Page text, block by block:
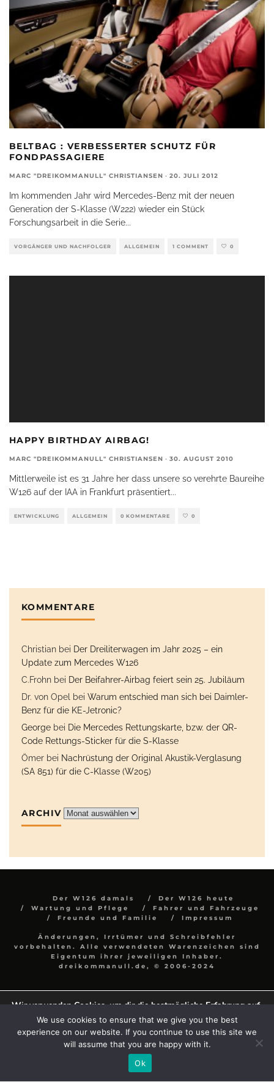
BELTBAG : VERBESSERTER SCHUTZ FÜR
FONDPASSAGIERE
MARC "DREIKOMMANULL" CHRISTIANSEN · 20. JULI 2012
Im kommenden Jahr wird Mercedes-Benz mit der neuen
Generation der S-Klasse (W222) wieder ein Stück
Forschungsarbeit in die Serie...
VORGÄNGER UND NACHFOLGER ALLGEMEIN 1 COMMENT 0
HAPPY BIRTHDAY AIRBAG!
MARC "DREIKOMMANULL" CHRISTIANSEN · 30. AUGUST 2010
Mittlerweile ist es 31 Jahre her dass unsere so verehrte Baureihe
W126 auf der IAA in Frankfurt präsentiert...
ENTWICKLUNG ALLGEMEIN 0 KOMMENTARE 0
KOMMENTARE
Christian bei Der Dreiliterwagen im Jahr 2025 – ein
Update zum Mercedes W126
C.Frohn bei Der Beifahrer-Airbag feiert sein 25. Jubiläum
Dr. von Opel
bei Warum entschied man sich bei Daimler-
Benz für die KE-Jetronic?
George bei Die Mercedes Rettungskarte, bzw. der QR-
Code Rettungs-Sticker für die S-Klasse
Ömer bei Nachrüstung der Original Akustik-Verglasung
(SA 851) für die C-Klasse (W205)
ARCHIV Archiv
Der W126 damals
Der W126 heute
Wartung und Pflege
Fahrer und Fahrzeuge
Freunde und Familie
Impressum
Änderungen, Irrtümer und Schreibfehler
vorbehalten. Alle verwendeten Warenzeichen sind
Eigentum ihrer jeweiligen Inhaber.
dreikommanull.de, © 2006-2024
Wir verwenden Cookies, um dir die bestmögliche Erfahrung auf
unserer Website zu bieten.
In den
Einstellungen
kannst du erfahren, welche Cookies wir
verwenden oder sie ausschalten.
We use cookies to ensure that we give you the best
experience on our website. If you continue to use this site we
will assume that you are happy with it.
Ok